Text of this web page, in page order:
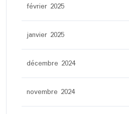
février 2025
janvier 2025
décembre 2024
novembre 2024